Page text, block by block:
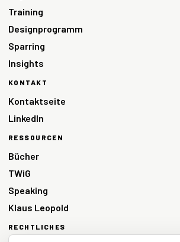
Training
Designprogramm
Sparring
Insights
KONTAKT
Kontaktseite
LinkedIn
RESSOURCEN
Bücher
TWiG
Speaking
Klaus Leopold
RECHTLICHES